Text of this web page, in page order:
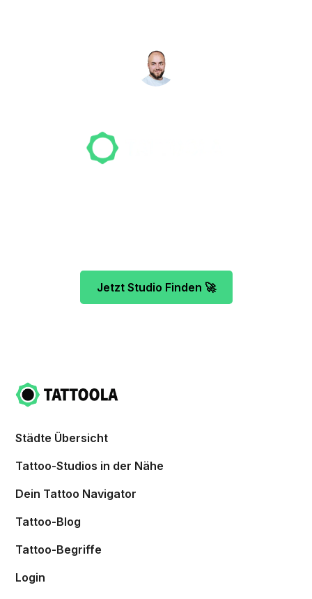
Jetzt Studio Finden 🚀
Städte Übersicht
Tattoo-Studios in der Nähe
Dein Tattoo Navigator
Tattoo-Blog
Tattoo-Begriffe
Login